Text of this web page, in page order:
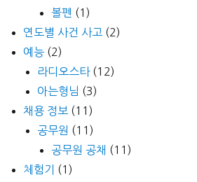
볼펜 (1)
연도별 사건 사고 (2)
예능 (2)
라디오스타(12)
아는형님 (3)
채용 정보 (11)
공무원 (11)
공무원 공채 (11)
체험기
(1)